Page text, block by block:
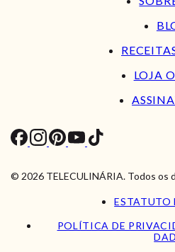
LOJA
© 2026 TELECULINÁRIA. Todos os
ESTATUTO
POLÍTICA DE